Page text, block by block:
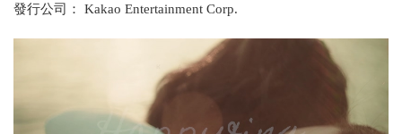
發行公司： Kakao Entertainment Corp.